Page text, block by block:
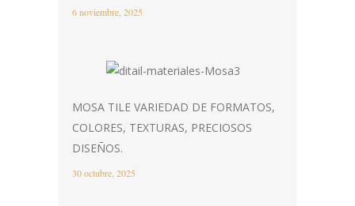
6 noviembre, 2025
MOSA TILE VARIEDAD DE FORMATOS,
COLORES, TEXTURAS, PRECIOSOS
DISEÑOS.
30 octubre, 2025